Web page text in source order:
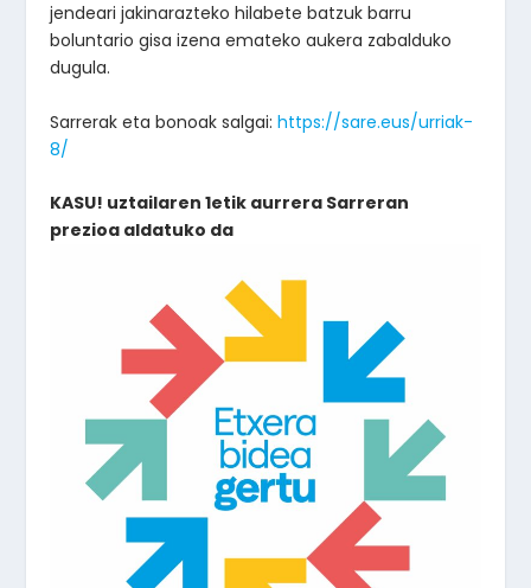
jendeari jakinarazteko hilabete batzuk barru
boluntario gisa izena emateko aukera zabalduko
dugula.
Sarrerak eta bonoak salgai:https://sare.eus/urriak-
8/
KASU! uztailaren 1etik aurrera Sarreran
prezioa aldatuko da